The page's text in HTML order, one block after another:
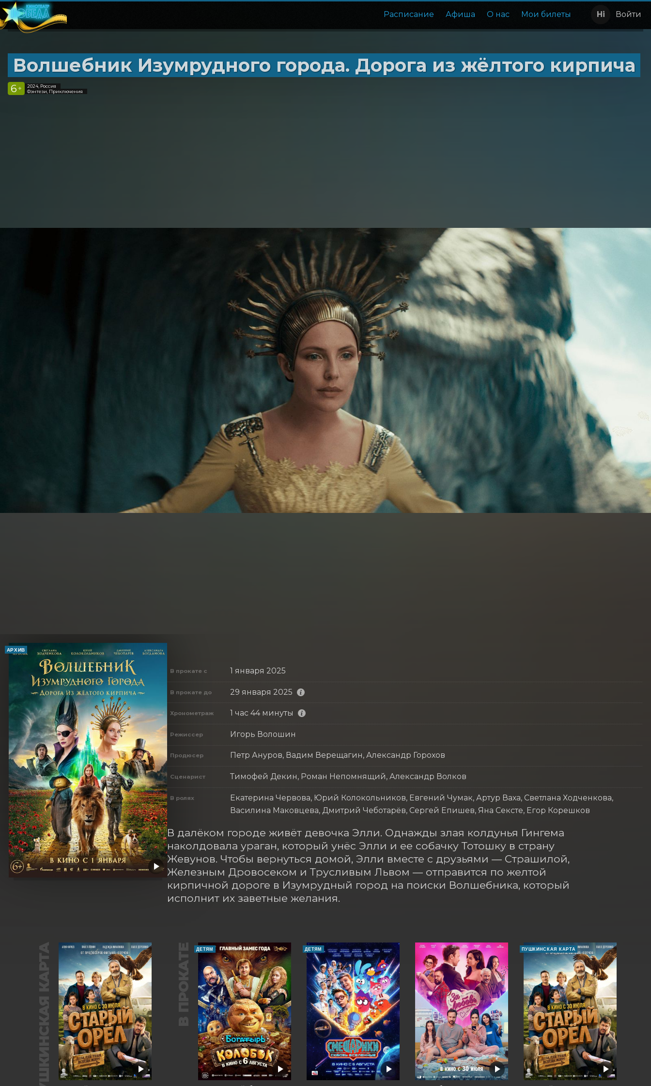
Расписание Афиша О нас Мои билеты Войти
Волшебник Изумрудного города. Дорога из жёлтого кирпича
6 +
2024, Россия
Фэнтези, Приключения
АРХИВ
В прокате с 1 января 2025
В прокате до 29 января 2025
Хронометраж 1 час 44 минуты
Режиссер Игорь Волошин
Продюсер Петр Ануров, Вадим Верещагин, Александр Горохов
Сценарист Тимофей Декин, Роман Непомнящий, Александр Волков
В ролях
Екатерина Червова, Юрий Колокольников, Евгений Чумак, Артур Ваха, Светлана Ходченкова,
Василина Маковцева, Дмитрий Чеботарёв, Сергей Епишев, Яна Сексте, Егор Корешков
В далёком городе живёт девочка Элли. Однажды злая колдунья Гингема
наколдовала ураган, который унёс Элли и ее собачку Тотошку в страну
Жевунов. Чтобы вернуться домой, Элли вместе с друзьями — Страшилой,
Железным Дровосеком и Трусливым Львом — отправится по желтой
кирпичной дороге в Изумрудный город на поиски Волшебника, который
исполнит их заветные желания.
ПУШКИНСКАЯ КАРТА В ПРОКАТЕ ДЕТЯМ ДЕТЯМ ПУШКИНСКАЯ КАРТА